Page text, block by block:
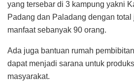
yang tersebar di 3 kampung yakni
Padang dan Paladang dengan
manfaat sebanyak 90 orang.
Ada juga bantuan rumah
dapat menjadi sarana untuk
masyarakat.